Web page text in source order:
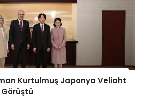
Kurtulmuş Japonya Veliaht